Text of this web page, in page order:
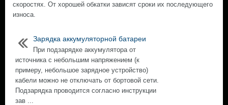
скоростях. От хорошей обкатки зависят сроки их последующего
износа.
Зарядка аккумуляторной батареи
При подзарядке аккумулятора от
источника с небольшим напряжением (к
примеру, небольшое зарядное устройство)
кабели можно не отключать от бортовой сети.
Подзарядка проводится согласно инструкции
зав ...